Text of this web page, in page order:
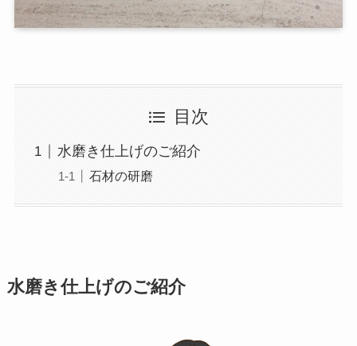
目次
水磨き仕上げのご紹介
石材の研磨
水磨き仕上げのご紹介